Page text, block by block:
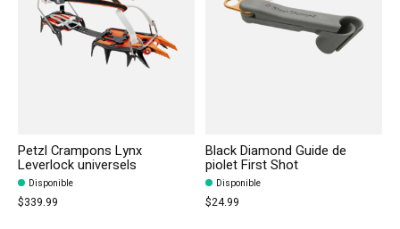
Petzl Crampons Lynx
Leverlock universels
Disponible
$339.99
Black Diamond Guide de
piolet First Shot
Disponible
$24.99